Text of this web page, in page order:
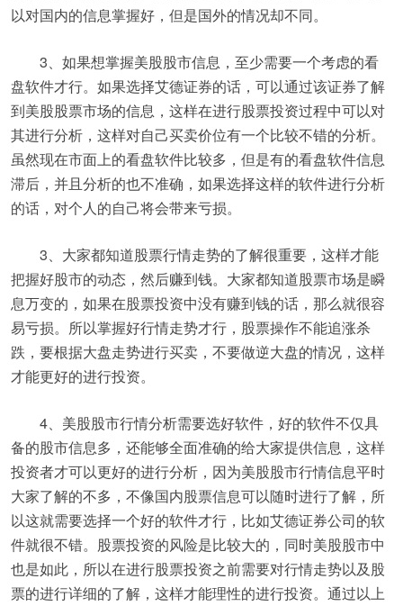
以对国内的信息掌握好，但是国外的情况却不同。
3、如果想掌握美股股市信息，至少需要一个考虑的看
盘软件才行。如果选择艾德证券的话，可以通过该证券了解
到美股股票市场的信息，这样在进行股票投资过程中可以对
其进行分析，这样对自己买卖价位有一个比较不错的分析。
虽然现在市面上的看盘软件比较多，但是有的看盘软件信息
滞后，并且分析的也不准确，如果选择这样的软件进行分析
的话，对个人的自己将会带来亏损。
3、大家都知道股票行情走势的了解很重要，这样才能
把握好股市的动态，然后赚到钱。大家都知道股票市场是瞬
息万变的，如果在股票投资中没有赚到钱的话，那么就很容
易亏损。所以掌握好行情走势才行，股票操作不能追涨杀
跌，要根据大盘走势进行买卖，不要做逆大盘的情况，这样
才能更好的进行投资。
4、美股股市行情分析需要选好软件，好的软件不仅具
备的股市信息多，还能够全面准确的给大家提供信息，这样
投资者才可以更好的进行分析，因为美股股市行情信息平时
大家了解的不多，不像国内股票信息可以随时进行了解，所
以这就需要选择一个好的软件才行，比如艾德证券公司的软
件就很不错。股票投资的风险是比较大的，同时美股股市中
也是如此，所以在进行股票投资之前需要对行情走势以及股
票的进行详细的了解，这样才能理性的进行投资。通过以上